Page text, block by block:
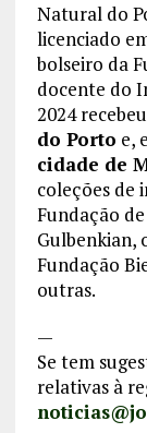
Natural do
licenciado
bolseiro da
docente do
2024
do Porto e,
cidade de
coleções de
Fundação
Gulbenkian,
Fundação
outras.
—
Se tem
relativas à